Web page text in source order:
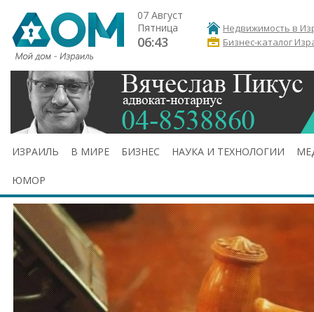
07 Август
Пятница
06:43
Недвижимость в
Бизнес-каталог
ИЗРАИЛЬ В МИРЕ БИЗНЕС НАУКА И ТЕХНОЛОГИИ
ЮМОР